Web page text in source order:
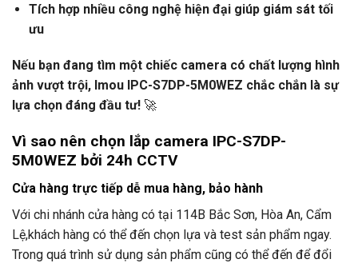
Tích hợp nhiều công nghệ hiện đại giúp giám sát tối
ưu
Nếu bạn đang tìm một chiếc camera có chất lượng hình
ảnh vượt trội, Imou IPC-S7DP-5M0WEZ chắc chắn là sự
lựa chọn đáng đầu tư! 🚀
Vì sao nên chọn lắp camera IPC-S7DP-
5M0WEZ bởi 24h CCTV
Cửa hàng trực tiếp dễ mua hàng, bảo hành
Với chi nhánh cửa hàng có tại 114B Bắc Sơn, Hòa An, Cẩm
Lệ,khách hàng có thể đến chọn lựa và test sản phẩm ngay.
Trong quá trình sử dụng sản phẩm cũng có thể đến để đổi